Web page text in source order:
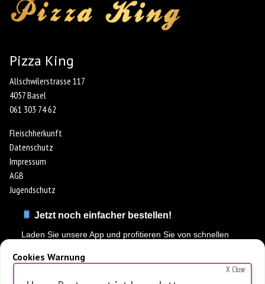
Cookies Warnung
Diese Website verwendet Cookies, um die Nutzung zu analysieren.
Pizza King
Allschwilerstrasse 117
4057 Basel
061 303 74 62
Fleischherkunft
Datenschutz
Impressum
AGB
Jugendschutz
Jetzt noch einfacher bestellen!
Laden Sie unsere App und profitieren Sie von schnellen
X Close